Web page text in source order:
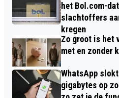
het Bol.com-
slachtoffers
kregen
Zo groot is het
met en zonder
WhatsApp
gigabytes op